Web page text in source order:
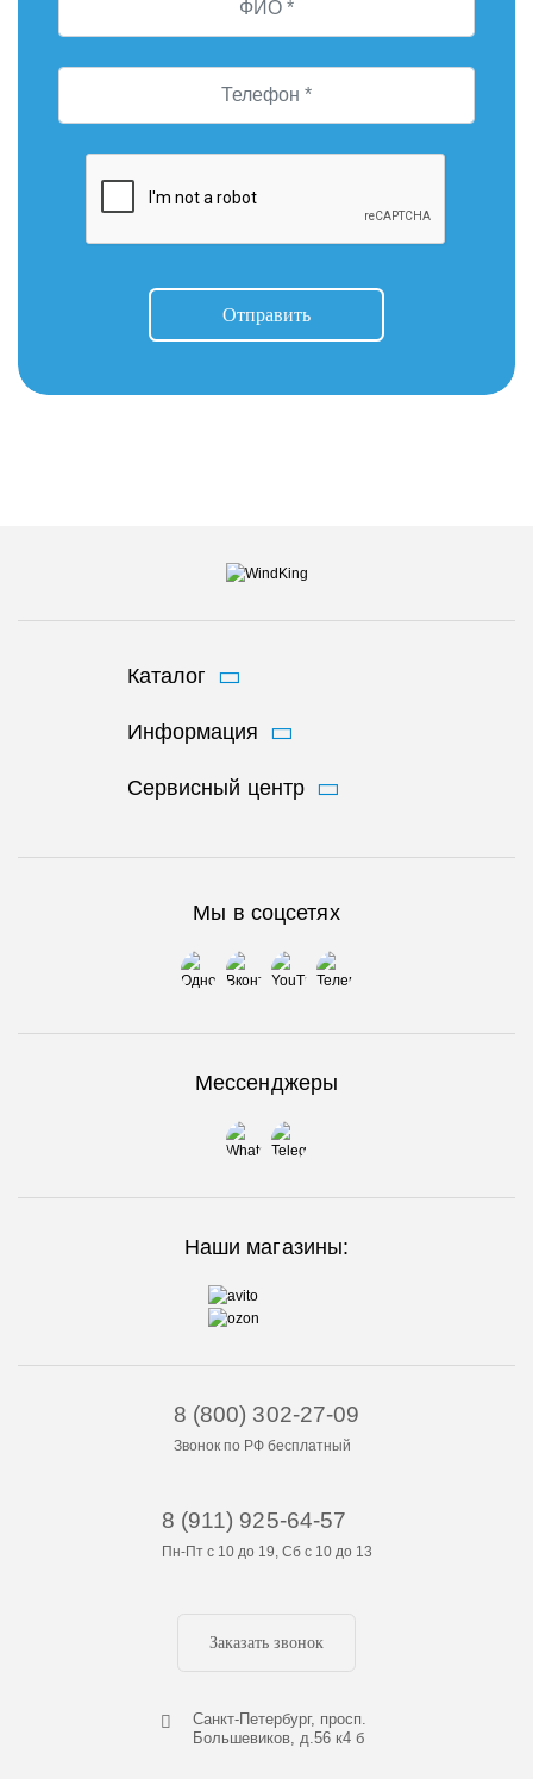
Отправить
Каталог
Информация
Сервисный центр
Мы в соцсетях
Мессенджеры
Наши магазины:
8 (800) 302-27-09
Звонок по РФ бесплатный
8 (911) 925-64-57
Пн-Пт с 10 до 19, Сб с 10 до 13
Заказать звонок
Cанкт-Петербург, просп.
Большевиков, д.56 к4 б